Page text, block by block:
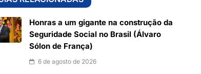
Honras a um gigante na construção da
Seguridade Social no Brasil (Álvaro
Sólon de França)
6 de agosto de 2026